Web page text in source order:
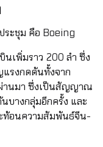
ะชุม คือ Boeing
นเพิ่มราว 200 ลำ ซึ่ง
รงกดดันทั้งจาก
านมา ซึ่งเป็นสัญญาณ
บางกลุ่มอีกครั้ง และ
ท้อนความสัมพันธ์จีน-